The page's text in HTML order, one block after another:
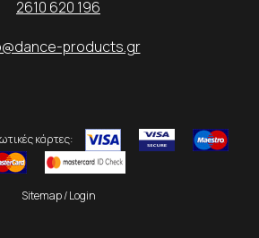
2610 620 196
products.gr
κάρτες:
Sitemap/Login